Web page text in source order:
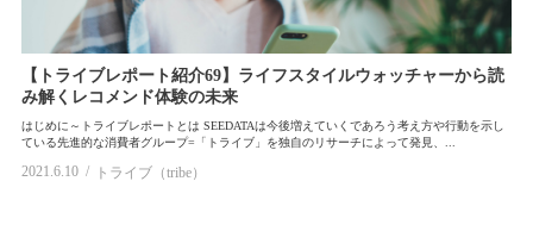
【トライブレポート紹介69】ライフスタイルウォッチャーから読
み解くレコメンド体験の未来
はじめに～トライブレポートとは SEEDATAは今後増えていくであろう考え方や行動を示し
ている先進的な消費者グループ=「トライブ」を独自のリサーチによって発見、...
2021.6.10 トライブ（tribe）